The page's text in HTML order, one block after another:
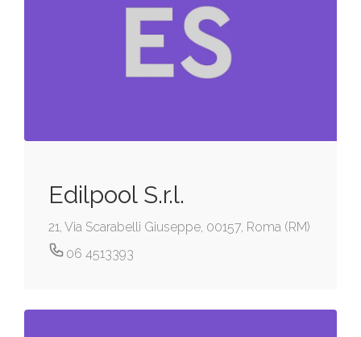
Edilpool S.r.l.
21, Via Scarabelli Giuseppe, 00157, Roma (RM)
06 4513393